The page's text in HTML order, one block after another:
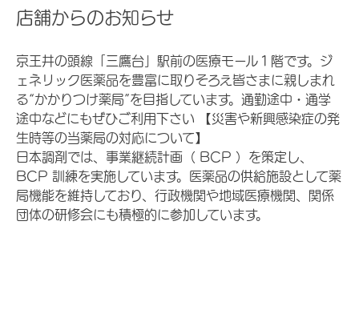
店舗からのお知らせ
京王井の頭線「三鷹台」駅前の医療モール１階です。ジ
ェネリック医薬品を豊富に取りそろえ皆さまに親しまれ
る“かかりつけ薬局”を目指しています。通勤途中・通学
途中などにもぜひご利用下さい 【災害や新興感染症の発
生時等の当薬局の対応について】
日本調剤では、事業継続計画（ BCP ）を策定し、
BCP 訓練を実施しています。医薬品の供給施設として薬
局機能を維持しており、行政機関や地域医療機関、関係
団体の研修会にも積極的に参加しています。